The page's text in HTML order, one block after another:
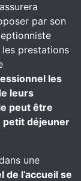
par son
prestations
les
leurs
peut être
petit déjeuner
une
l’accueil se